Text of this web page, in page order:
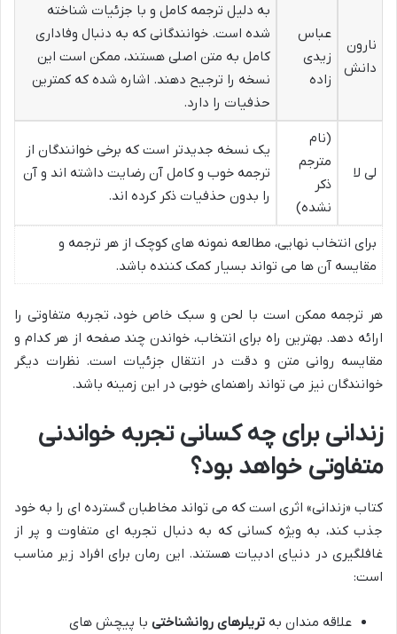
نارون
دانش
عباس
زیدی
زاده
به دلیل ترجمه کامل و با جزئیات شناخته
شده است. خوانندگانی که به دنبال وفاداری
کامل به متن اصلی هستند، ممکن است این
نسخه را ترجیح دهند. اشاره شده که کمترین
حذفیات را دارد.
لی لا
(نام
مترجم
ذکر
نشده)
یک نسخه جدیدتر است که برخی خوانندگان از
ترجمه خوب و کامل آن رضایت داشته اند و آن
را بدون حذفیات ذکر کرده اند.
برای انتخاب نهایی، مطالعه نمونه های کوچک از هر ترجمه و
مقایسه آن ها می تواند بسیار کمک کننده باشد.
هر ترجمه ممکن است با لحن و سبک خاص خود، تجربه متفاوتی را
ارائه دهد. بهترین راه برای انتخاب، خواندن چند صفحه از هر کدام و
مقایسه روانی متن و دقت در انتقال جزئیات است. نظرات دیگر
خوانندگان نیز می تواند راهنمای خوبی در این زمینه باشد.
زندانی برای چه کسانی تجربه خواندنی
متفاوتی خواهد بود؟
کتاب «زندانی» اثری است که می تواند مخاطبان گسترده ای را به خود
جذب کند، به ویژه کسانی که به دنبال تجربه ای متفاوت و پر از
غافلگیری در دنیای ادبیات هستند. این رمان برای افراد زیر مناسب
است:
علاقه مندان به تریلرهای روانشناختی با پیچش های